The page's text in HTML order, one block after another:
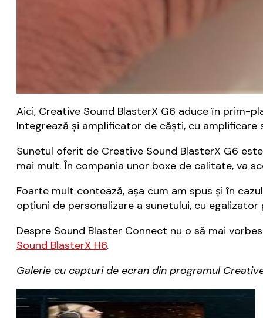
Aici, Creative Sound BlasterX G6 aduce în prim-
Integrează și amplificator de căști, cu
Sunetul oferit de Creative Sound BlasterX G6
mai mult. În compania unor boxe de calitate, va
Foarte mult contează, așa cum am spus și în
opțiuni de personalizare a sunetului, cu
Despre Sound Blaster Connect nu o să mai
Sound BlasterX H6.
Galerie cu capturi de ecran din programul